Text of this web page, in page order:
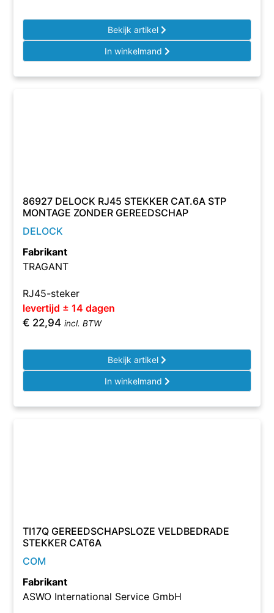
Bekijk artikel
In winkelmand
86927 DELOCK RJ45 STEKKER CAT.6A STP
MONTAGE ZONDER GEREEDSCHAP
DELOCK
Fabrikant
TRAGANT
RJ45-steker
levertijd ± 14 dagen
€ 22,94 incl. BTW
Bekijk artikel
In winkelmand
TI17Q GEREEDSCHAPSLOZE VELDBEDRADE
STEKKER CAT6A
COM
Fabrikant
ASWO International Service GmbH